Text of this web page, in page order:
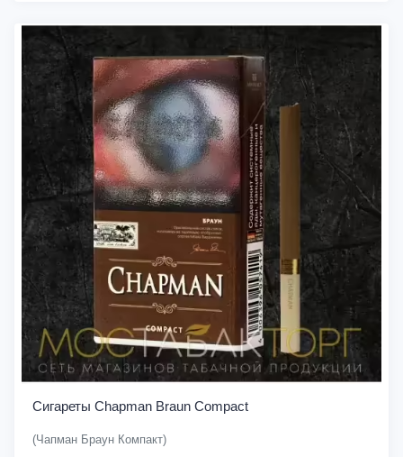
Сигареты Chapman Braun Compact
(Чапман Браун Компакт)